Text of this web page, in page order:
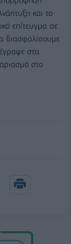
και το
επίτευγμα σε
διασφαλίσουμε
στα
στο